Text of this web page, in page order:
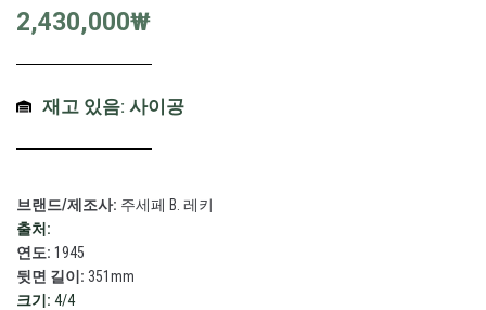
2,430,000₩
재고 있음: 사이공
브랜드/제조사: 주세페 B. 레키
출처:
연도: 1945
뒷면 길이: 351mm
크기: 4/4